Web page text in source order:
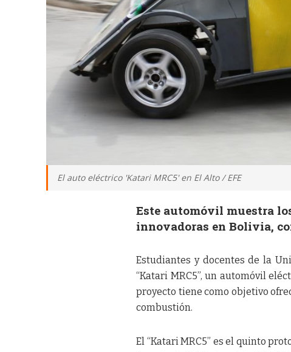
El auto eléctrico 'Katari MRC5' en El Alto / EFE
Este automóvil muestra
innovadoras en Bolivia,
Estudiantes y docentes de la
“Katari MRC5”, un automóvil
proyecto tiene como objetivo
combustión.
El “Katari MRC5” es el quinto